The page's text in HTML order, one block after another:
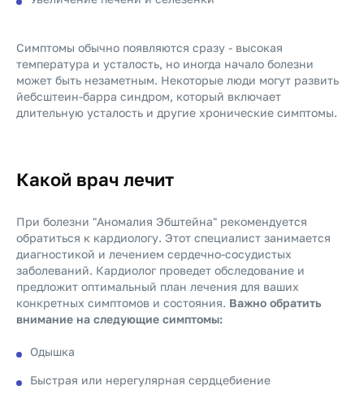
Симптомы обычно появляются сразу - высокая
температура и усталость, но иногда начало болезни
может быть незаметным. Некоторые люди могут развить
йебсштеин-барра синдром, который включает
длительную усталость и другие хронические симптомы.
Какой врач лечит
При болезни "Аномалия Эбштейна" рекомендуется
обратиться к кардиологу. Этот специалист занимается
диагностикой и лечением сердечно-сосудистых
заболеваний. Кардиолог проведет обследование и
предложит оптимальный план лечения для ваших
конкретных симптомов и состояния. Важно обратить
внимание на следующие симптомы:
Одышка
Быстрая или нерегулярная сердцебиение